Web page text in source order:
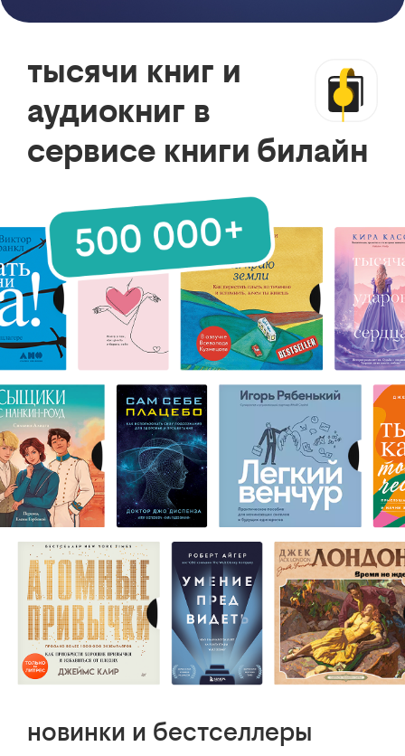
тысячи книг и
аудиокниг в
сервисе книги билайн
новинки и бестселлеры